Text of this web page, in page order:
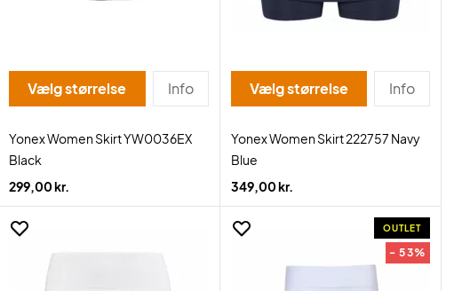
Vælg størrelse Info
Yonex Women Skirt YW0036EX
Black
299,00 kr.
Vælg størrelse Info
Yonex Women Skirt 222757 Navy
Blue
349,00 kr.
OUTLET
- 53%